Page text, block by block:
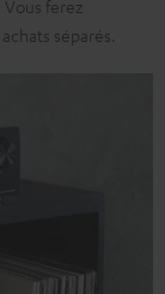
ferez
séparés.